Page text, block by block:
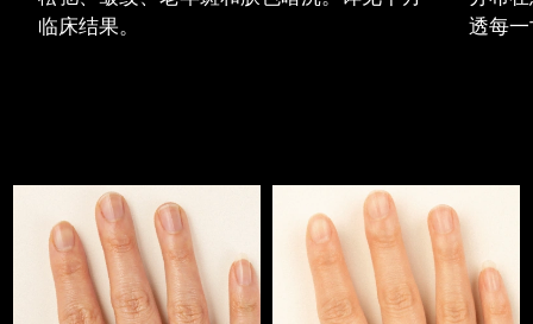
临床结果。
透每
ESPADA™ 设备
All acne treatment devices
眼部护理设备
All revitalizing eye massagers
Diamond microdermabrasion .
KIWI™ 皮肤护理
Advanced pore care essentials
2-in-1 LED scalp massager
LUNA™ Dual-Peptide Scalp
Serum
For healthy hair
issa™ Teeth Whitening Gel
18% PAP
护肤品 男士
冰岛 8/9/26
预计送达日期
以色列 预计送达日期 8/12/26
意大利 预计送达日期 8/8/26